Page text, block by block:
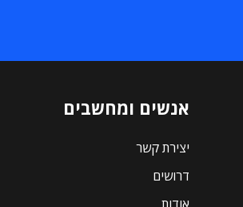
אנשים ומחשבים
יצירת קשר
דרושים